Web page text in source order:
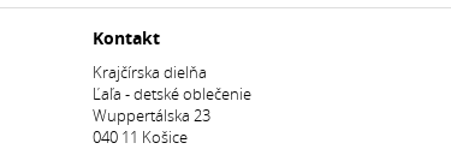
Kontakt
Krajčírska dielňa
Ľaľa - detské oblečenie
Wuppertálska 23
040 11 Košice